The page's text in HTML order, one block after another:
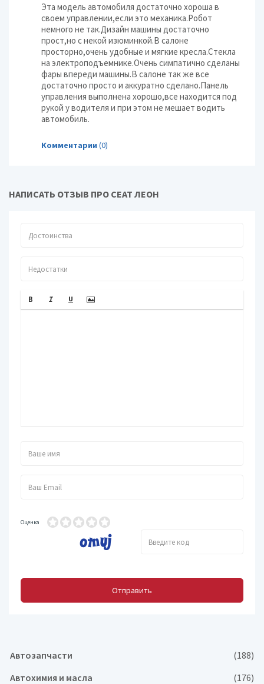
Эта модель автомобиля достаточно хороша в
своем управлении,если это механика.Робот
немного не так.Дизайн машины достаточно
прост,но с некой изюминкой.В салоне
просторно,очень удобные и мягкие кресла.Стекла
на электроподъемнике.Очень симпатично сделаны
фары впереди машины.В салоне так же все
достаточно просто и аккуратно сделано.Панель
управления выполнена хорошо,все находится под
рукой у водителя и при этом не мешает водить
автомобиль.
Комментарии (0)
НАПИСАТЬ ОТЗЫВ ПРО СЕАТ ЛЕОН
Оценка
Отправить
Автозапчасти
(188)
Автохимия и масла
(176)